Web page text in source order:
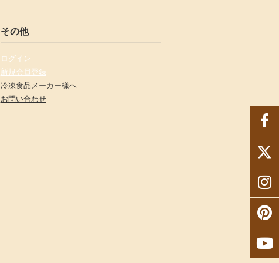
その他
ログイン
新規会員登録
冷凍食品メーカー様へ
お問い合わせ